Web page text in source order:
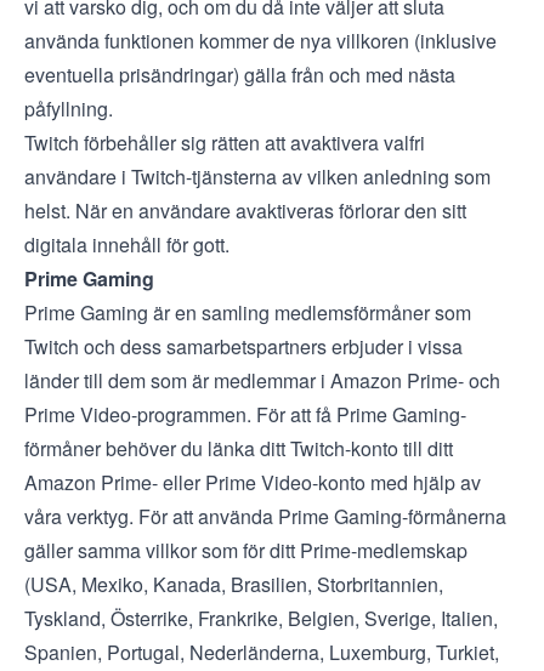
vi att varsko dig, och om du då inte väljer att sluta
använda funktionen kommer de nya villkoren (inklusive
eventuella prisändringar) gälla från och med nästa
påfyllning.
Twitch förbehåller sig rätten att avaktivera valfri
användare i Twitch-tjänsterna av vilken anledning som
helst. När en användare avaktiveras förlorar den sitt
digitala innehåll för gott.
Prime Gaming
Prime Gaming är en samling medlemsförmåner som
Twitch och dess samarbetspartners erbjuder i vissa
länder till dem som är medlemmar i Amazon Prime- och
Prime Video-programmen. För att få Prime Gaming-
förmåner behöver du länka ditt Twitch-konto till ditt
Amazon Prime- eller Prime Video-konto med hjälp av
våra verktyg. För att använda Prime Gaming-förmånerna
gäller samma villkor som för ditt Prime-medlemskap
(USA, Mexiko, Kanada, Brasilien, Storbritannien,
Tyskland, Österrike, Frankrike, Belgien, Sverige, Italien,
Spanien, Portugal, Nederländerna, Luxemburg, Turkiet,